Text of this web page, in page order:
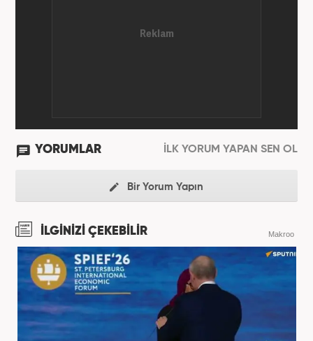
YORUMLAR İLK YORUM YAPAN SEN OL
Bir Yorum Yapın
İLGİNİZİ ÇEKEBİLİR Makroo